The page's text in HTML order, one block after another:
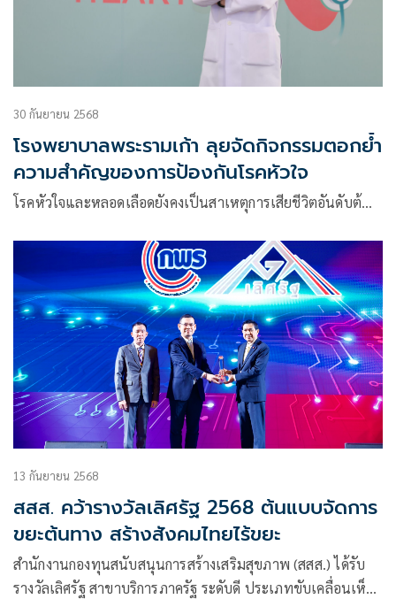
30 กันยายน 2568
โรงพยาบาลพระรามเก้า ลุยจัดกิจกรรมตอกย้ำ
ความสำคัญของการป้องกันโรคหัวใจ
โรคหัวใจและหลอดเลือดยังคงเป็นสาเหตุการเสียชีวิตอันดับต้…
13 กันยายน 2568
สสส. คว้ารางวัลเลิศรัฐ 2568 ต้นแบบจัดการ
ขยะต้นทาง สร้างสังคมไทยไร้ขยะ
สำนักงานกองทุนสนับสนุนการสร้างเสริมสุขภาพ (สสส.) ได้รับ
รางวัลเลิศรัฐ สาขาบริการภาครัฐ ระดับดี ประเภทขับเคลื่อนเห็น